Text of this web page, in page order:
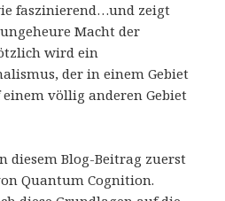
faszinierend…und zeigt
Macht der
wird ein
der in einem Gebiet
völlig anderen Gebiet
diesem Blog-Beitrag zuerst
Quantum Cognition.